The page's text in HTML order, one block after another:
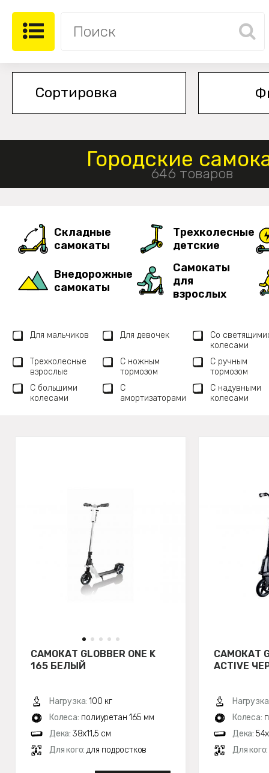
Городские
646 товаров
Складные
самокаты
Трехколесные
детские
Внедорожные
самокаты
Самокаты
для
взрослых
Для мальчиков Для девочек
Со
колесами
Трехколесные
взрослые
С ножным
тормозом
С ручным
тормозом
С большими
колесами
С
амортизаторами
С надувными
колесами
САМОКАТ GLOBBER ONE K
165 БЕЛЫЙ
Нагрузка: 100 кг
Колеса: полиуретан 165 мм
Дека: 38x11,5 см
Для кого: для подростков
САМОКАТ
ACTIVE
Колеса:
Дека:
Для кого: